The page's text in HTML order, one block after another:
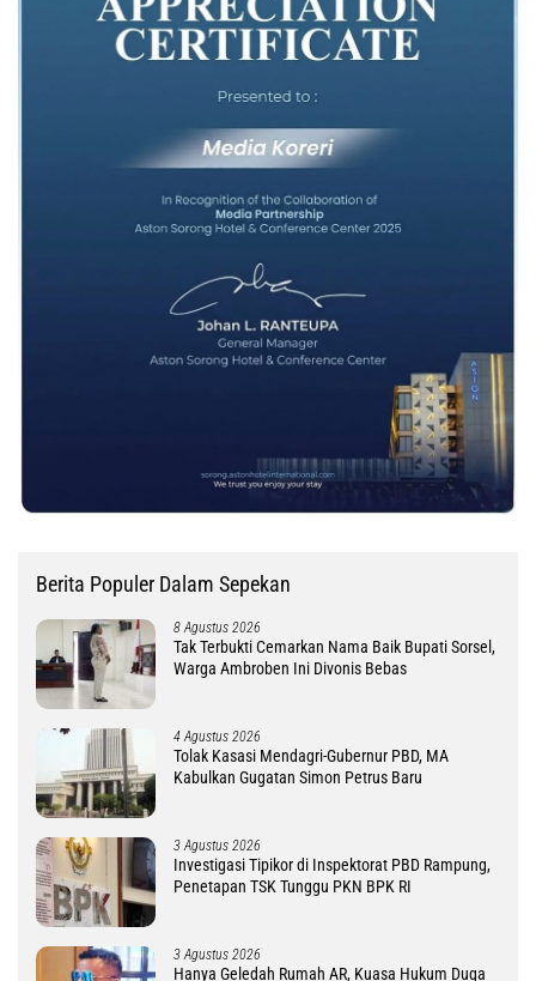
Berita Populer Dalam Sepekan
8 Agustus 2026
Tak Terbukti Cemarkan Nama Baik Bupati Sorsel,
Warga Ambroben Ini Divonis Bebas
4 Agustus 2026
Tolak Kasasi Mendagri-Gubernur PBD, MA
Kabulkan Gugatan Simon Petrus Baru
3 Agustus 2026
Investigasi Tipikor di Inspektorat PBD Rampung,
Penetapan TSK Tunggu PKN BPK RI
3 Agustus 2026
Hanya Geledah Rumah AR, Kuasa Hukum Duga